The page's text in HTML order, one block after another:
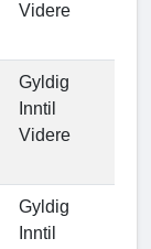
Videre
Gyldig
Inntil
Videre
Gyldig
Inntil